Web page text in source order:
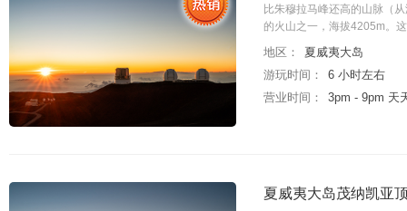
比朱穆拉马峰还高的山脉（
的火山之一，海拔4205m。
地区：
夏威夷大岛
游玩时间：
6 小时左右
营业时间：
3pm - 9pm 天
夏威夷大岛茂纳凯亚